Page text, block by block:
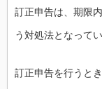
訂正申告は、期限
う対処法となってい
訂正申告を行うと